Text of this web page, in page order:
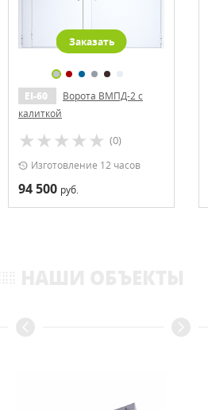
Заказать
EI-60
Ворота ВМПД-2 с
калиткой
(0)
Изготовление 12 часов
94 500 руб.